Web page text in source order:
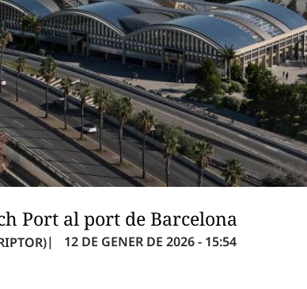
Port al port de Barcelona
12 DE GENER DE 2026 - 15:54